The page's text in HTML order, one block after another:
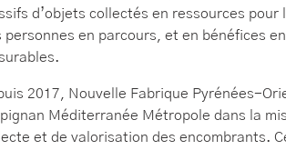
d’objets collectés en ressources
personnes en parcours, et en bénéfices
2017, Nouvelle Fabrique Pyrénées-
Méditerranée Métropole dans la
et de valorisation des encombrants.